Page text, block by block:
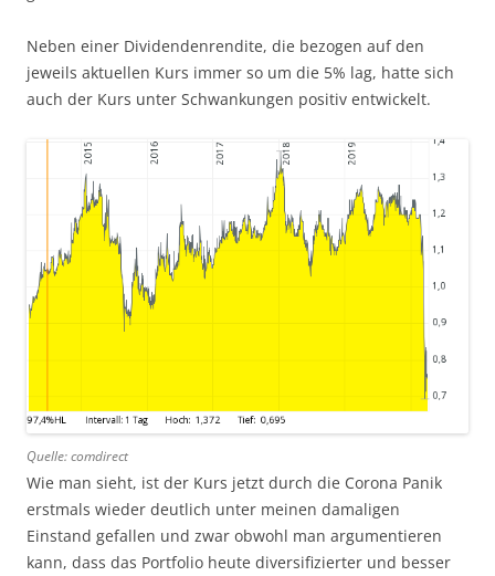
Neben einer Dividendenrendite, die bezogen auf den
jeweils aktuellen Kurs immer so um die 5% lag, hatte sich
auch der Kurs unter Schwankungen positiv entwickelt.
Quelle: comdirect
Wie man sieht, ist der Kurs jetzt durch die Corona Panik
erstmals wieder deutlich unter meinen damaligen
Einstand gefallen und zwar obwohl man argumentieren
kann, dass das Portfolio heute diversifizierter und besser